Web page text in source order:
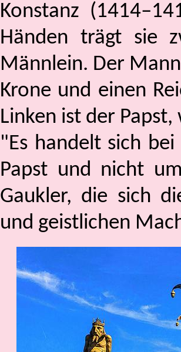
Konstanz
Händen trägt sie
Männlein. Der
Krone und einen
Linken ist der
"Es handelt sich
Papst und nicht
Gaukler, die sich
und geistlichen